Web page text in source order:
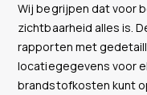
Wij begrijpen dat voor
zichtbaarheid alles is.
rapporten met
locatiegegevens voor
brandstofkosten kunt